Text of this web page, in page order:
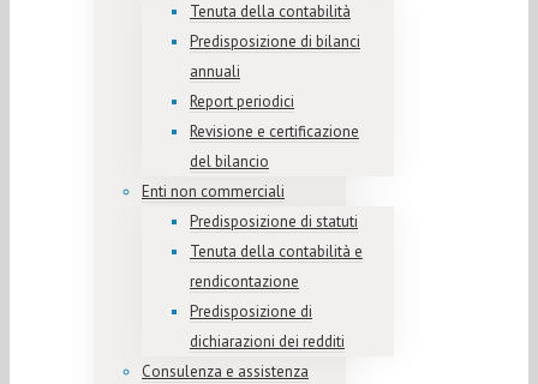
Tenuta della contabilità
Predisposizione di bilanci
annuali
Report periodici
Revisione e certificazione
del bilancio
Enti non commerciali
Predisposizione di statuti
Tenuta della contabilità e
rendicontazione
Predisposizione di
dichiarazioni dei redditi
Consulenza e assistenza